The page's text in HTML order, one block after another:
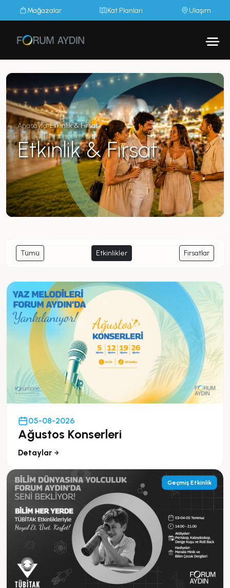
Mağazalar Kat Planları Ulaşım
Anasayfa›Etkinlik & Fırsat
Etkinlik & Fırsat
Tümü Etkinlikler Fırsatlar
05-08-2026
Ağustos Konserleri
Detaylar
Geçmiş Etkinlik